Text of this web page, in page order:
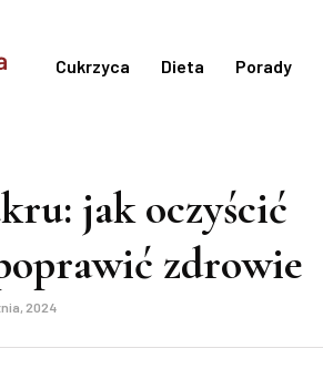
Cukrzyca Dieta Porady
jak oczyścić
zdrowie
2024